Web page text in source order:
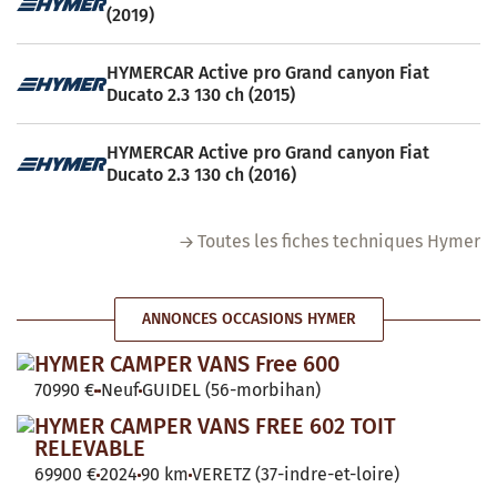
(2019)
HYMERCAR Active pro Grand canyon Fiat
Ducato 2.3 130 ch (2015)
HYMERCAR Active pro Grand canyon Fiat
Ducato 2.3 130 ch (2016)
Toutes les fiches techniques Hymer
ANNONCES OCCASIONS HYMER
HYMER CAMPER VANS Free 600
70990 € Neuf GUIDEL (56-morbihan)
HYMER CAMPER VANS FREE 602 TOIT
RELEVABLE
69900 €2024 90 km VERETZ (37-indre-et-loire)